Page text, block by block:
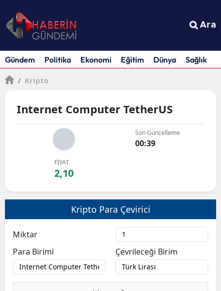
Ara
Gündem Politika Ekonomi Eğitim Dünya Sağlık
/ Kripto
Internet Computer TetherUS
Son Güncelleme
00:39
FİYAT
2,10
Kripto Para Çevirici
Miktar
Para Birimi
Çevrileceği Birim